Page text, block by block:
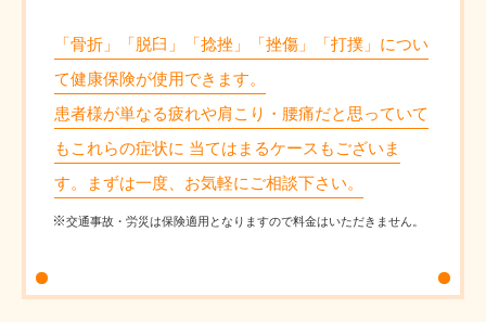
「骨折」「脱臼」「捻挫」「挫傷」「打撲」につい
て健康保険が使用できます。
患者様が単なる疲れや肩こり・腰痛だと思っていて
もこれらの症状に 当てはまるケースもございま
す。まずは一度、お気軽にご相談下さい。
交通事故・労災は保険適用となりますので料金はいただきません。